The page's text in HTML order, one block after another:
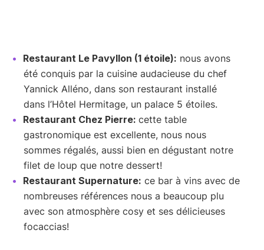
Restaurant Le Pavyllon (1 étoile): nous avons
été conquis par la cuisine audacieuse du chef
Yannick Alléno, dans son restaurant installé
dans l’Hôtel Hermitage, un palace 5 étoiles.
Restaurant Chez Pierre: cette table
gastronomique est excellente, nous nous
sommes régalés, aussi bien en dégustant notre
filet de loup que notre dessert!
Restaurant Supernature: ce bar à vins avec de
nombreuses références nous a beaucoup plu
avec son atmosphère cosy et ses délicieuses
focaccias!